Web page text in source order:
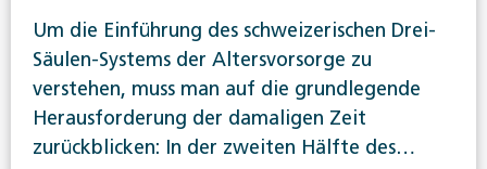
Um die Einführung des schweizerischen Drei-
Säulen-Systems der Altersvorsorge zu
verstehen, muss man auf die grundlegende
Herausforderung der damaligen Zeit
zurückblicken: In der zweiten Hälfte des…